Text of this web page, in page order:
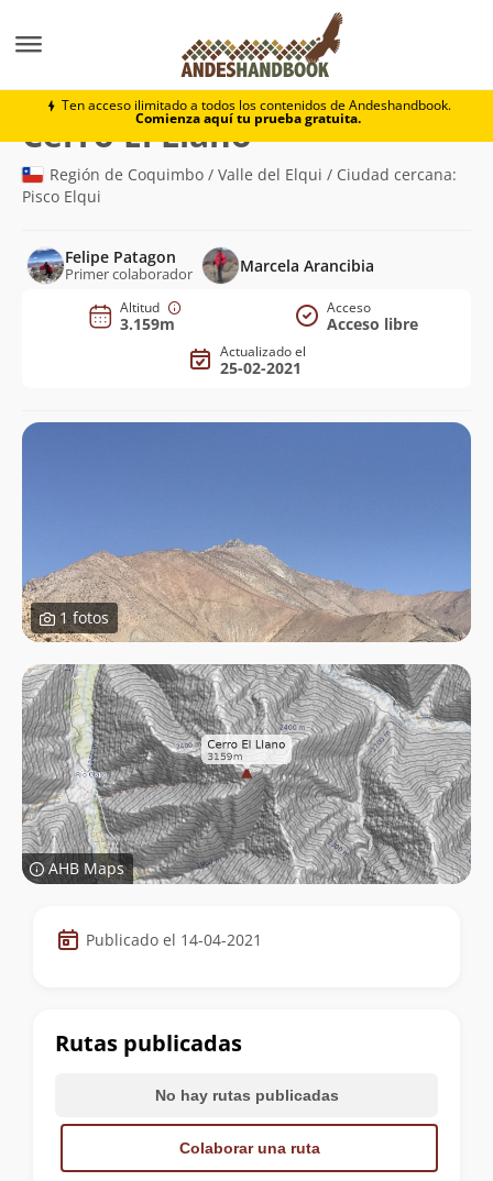
Ten acceso ilimitado a todos los contenidos de Andeshandbook.
Comienza aquí tu prueba gratuita.
Cerro El Llano
Cerro El Llano(3.159m)
Región de Coquimbo / Valle del Elqui / Ciudad cercana:
Pisco Elqui
Felipe Patagon
Primer colaborador Marcela Arancibia
Altitud
3.159m
Acceso
Acceso libre
Actualizado el
25-02-2021
1 fotos
AHB Maps
Datos
de
cumbre
Publicado el 14-04-2021
Rutas publicadas
No hay rutas publicadas
Colaborar una ruta